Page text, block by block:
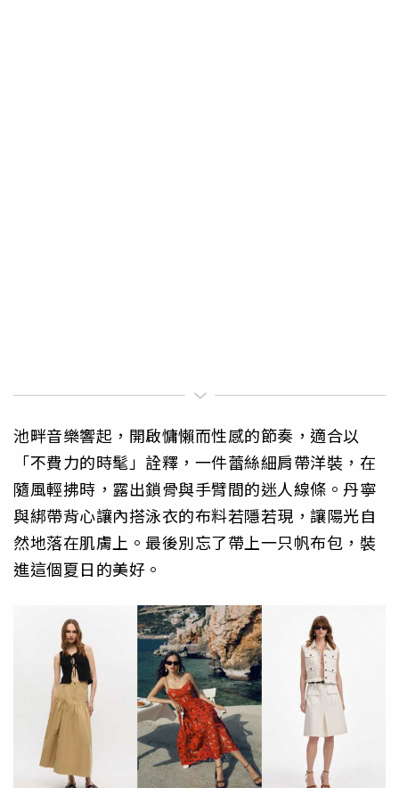
池畔音樂響起，開啟慵懶而性感的節奏，適合以
「不費力的時髦」詮釋，一件蕾絲細肩帶洋裝，在
隨風輕拂時，露出鎖骨與手臂間的迷人線條。丹寧
與綁帶背心讓內搭泳衣的布料若隱若現，讓陽光自
然地落在肌膚上。最後別忘了帶上一只帆布包，裝
進這個夏日的美好。